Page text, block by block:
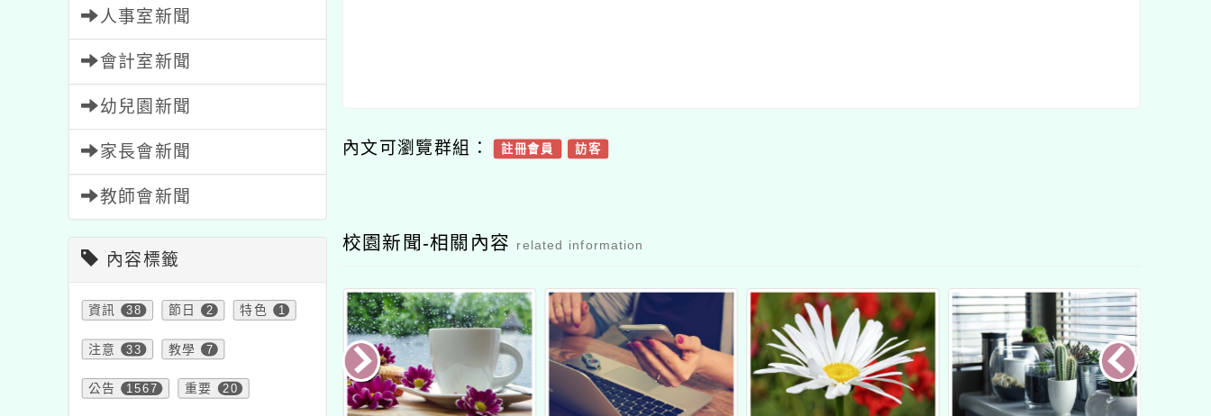
人事室新聞
會計室新聞
幼兒園新聞
家長會新聞
教師會新聞
內容標籤
資訊 38 節日 2 特色 1
注意 33 教學 7
公告 1567 重要 20
內文可瀏覽群組： 註冊會員 訪客
校園新聞-相關內容 related information